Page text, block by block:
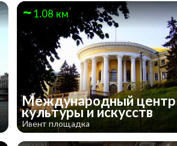
1.08 км
Международный центр
культуры и искусств
Ивент площадка